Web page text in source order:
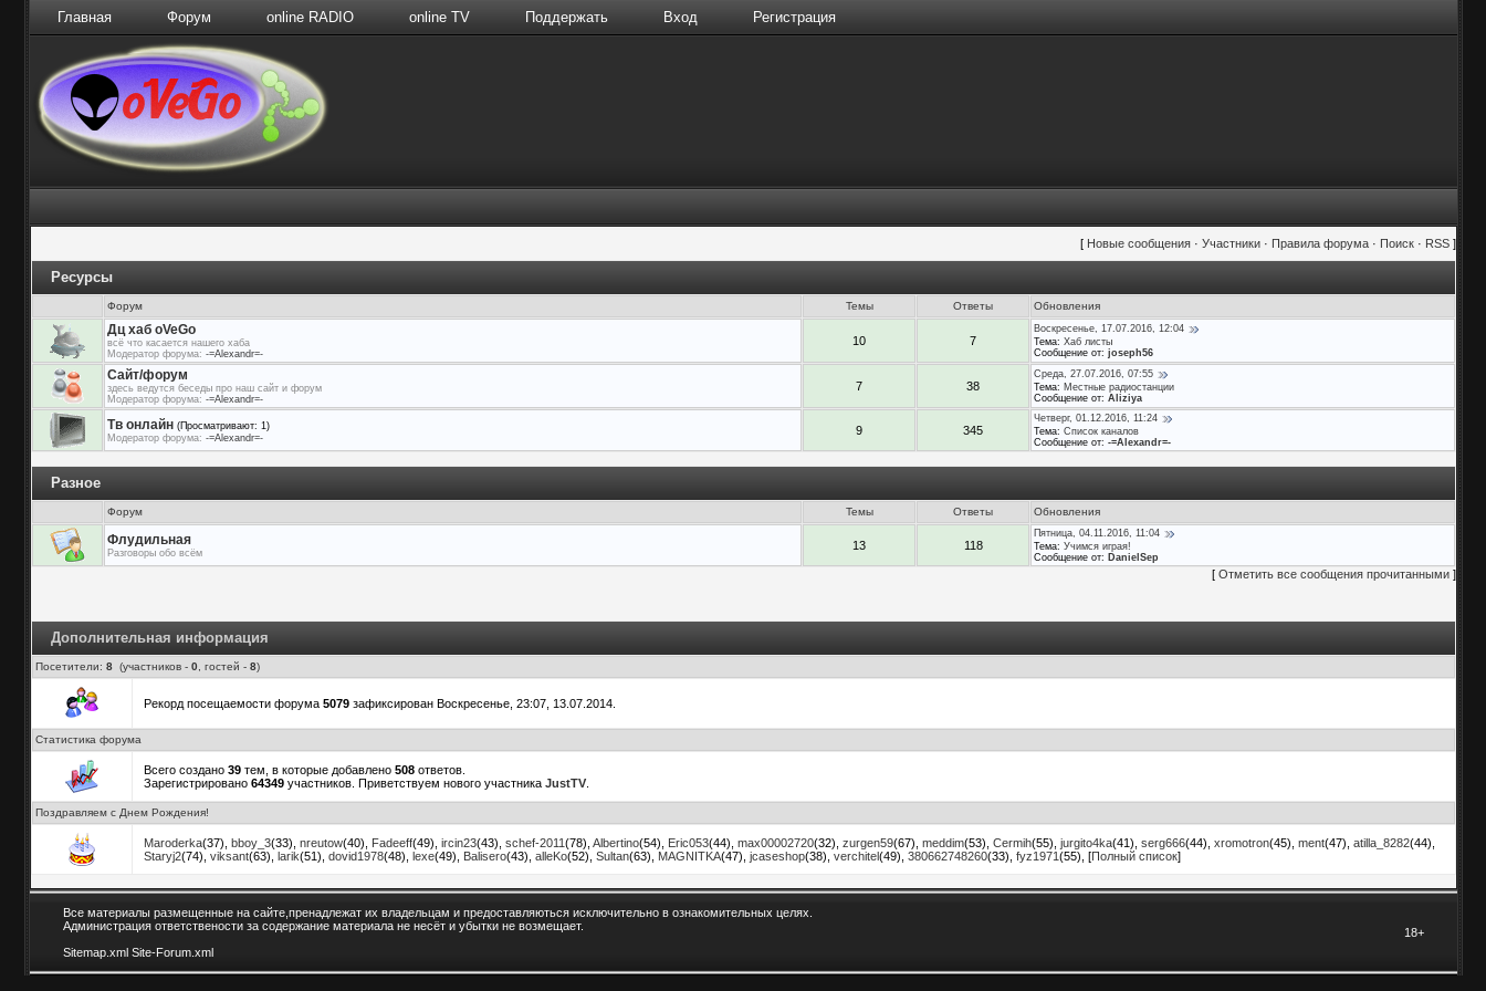
Главная Форум online RADIO online TV Поддержать Вход Регистрация
[ Новые сообщения · Участники · Правила форума · Поиск · RSS ]
Ресурсы
Форум Темы Ответы Обновления
Дц хаб oVeGo
всё что касается нашего хаба
Модератор форума: -=Alexandr=-
10 7
Воскресенье, 17.07.2016, 12:04
Тема: Хаб листы
Сообщение от: joseph56
Сайт/форум
здесь ведутся беседы про наш сайт и форум
Модератор форума: -=Alexandr=-
7 38
Среда, 27.07.2016, 07:55
Тема: Местные радиостанции
Сообщение от: Aliziya
Тв онлайн (Просматривают: 1)
Модератор форума: -=Alexandr=-
9 345
Четверг, 01.12.2016, 11:24
Тема: Список каналов
Сообщение от: -=Alexandr=-
Разное
Форум Темы Ответы Обновления
Флудильная
Разговоры обо всём
13 118
Пятница, 04.11.2016, 11:04
Тема: Учимся играя!
Сообщение от: DanielSep
[ Отметить все сообщения прочитанными ]
Дополнительная информация
Посетители: 8 (участников - 0 , гостей - 8)
Рекорд посещаемости форума 5079 зафиксирован Воскресенье, 23:07, 13.07.2014.
Статистика форума
Всего создано 39 тем, в которые добавлено 508 ответов.
Зарегистрировано 64349 участников. Приветствуем нового участника JustTV
Поздравляем с Днем Рождения!
Maroderka(37) bboy_3(33) nreutow(40) Fadeeff(49) ircin23(43) schef-2011(78) Albertino(54) Eric053(44) max00002720(32) zurgen59(67) meddim(53) Cermih(55) jurgito4ka(41) serg666(44) xromotron(45) ment(47) atilla_8282(44)
Staryj2(74) viksant(63) larik(51) dovid1978(48) lexe(49) Balisero(43) alleKo(52) Sultan(63) MAGNITKA(47) jcaseshop(38) verchitel(49) 380662748260(33) fyz1971(55) , [Полный список]
Все материалы размещенные на сайте,пренадлежат их владельцам и предоставляються исключительно в ознакомительных целях.
Администрация ответствености за содержание материала не несёт и убытки не возмещает.
Sitemap.xml Site-Forum.xml
18+